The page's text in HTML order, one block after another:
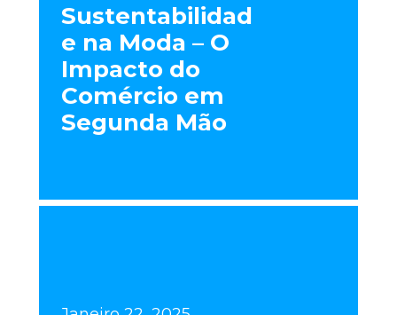
Sustentabilidad
e na Moda – O
Impacto do
Comércio em
Segunda Mão